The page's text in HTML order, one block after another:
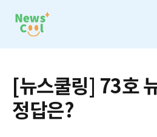
[뉴스쿨링] 73호
정답은?